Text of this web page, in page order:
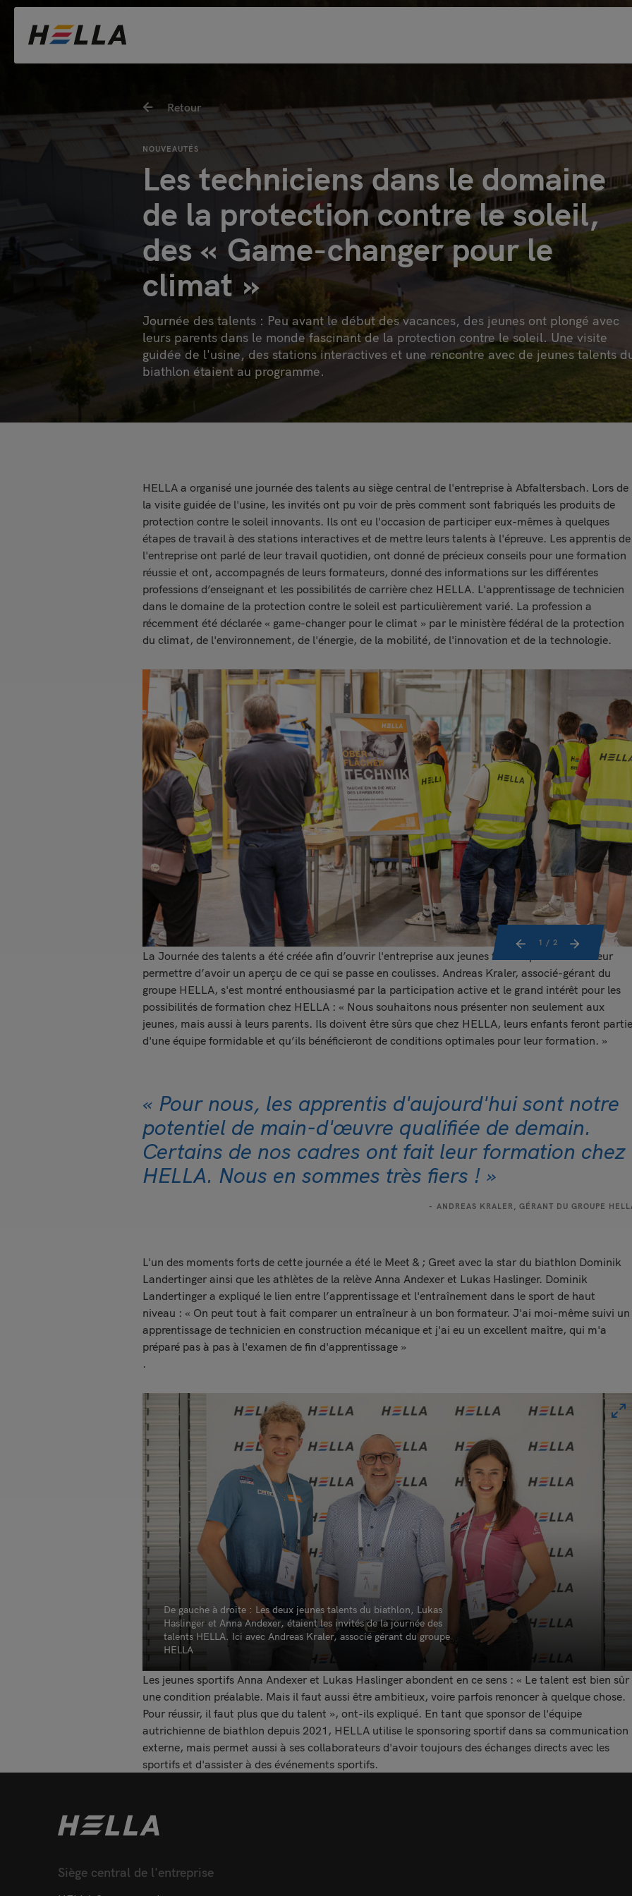
Retour
NOUVEAUTÉS
Les techniciens dans le domaine
de la protection contre le soleil,
des « Game-changer pour le
climat »
Journée des talents : Peu avant le début des vacances, des jeunes ont plongé avec
leurs parents dans le monde fascinant de la protection contre le soleil. Une visite
guidée de l'usine, des stations interactives et une rencontre avec de jeunes talents
biathlon étaient au programme.
HELLA a organisé une journée des talents au siège central de l'entreprise à Abfaltersbach. Lors de
la visite guidée de l'usine, les invités ont pu voir de près comment sont fabriqués les produits de
protection contre le soleil innovants. Ils ont eu l'occasion de participer eux-mêmes à quelques
étapes de travail à des stations interactives et de mettre leurs talents à l'épreuve. Les apprentis de
l'entreprise ont parlé de leur travail quotidien, ont donné de précieux conseils pour une formation
réussie et ont, accompagnés de leurs formateurs, donné des informations sur les différentes
professions d’enseignant et les possibilités de carrière chez HELLA. L'apprentissage de technicien
dans le domaine de la protection contre le soleil est particulièrement varié. La profession a
récemment été déclarée « game-changer pour le climat » par le ministère fédéral de la protection
du climat, de l'environnement, de l'énergie, de la mobilité, de l'innovation et de la technologie.
1 / 2
La Journée des talents a été créée afin d’ouvrir l'entreprise aux jeunes talents potentiels et leur
permettre d’avoir un aperçu de ce qui se passe en coulisses. Andreas Kraler, associé-gérant du
groupe HELLA, s'est montré enthousiasmé par la participation active et le grand intérêt pour les
possibilités de formation chez HELLA : « Nous souhaitons nous présenter non seulement aux
jeunes, mais aussi à leurs parents. Ils doivent être sûrs que chez HELLA, leurs enfants feront partie
d'une équipe formidable et qu’ils bénéficieront de conditions optimales pour leur formation. »
« Pour nous, les apprentis d'aujourd'hui sont notre
potentiel de main-d'œuvre qualifiée de demain.
Certains de nos cadres ont fait leur formation chez
HELLA. Nous en sommes très fiers ! »
ANDREAS KRALER, GÉRANT DU GROUPE
L'un des moments forts de cette journée a été le Meet & ; Greet avec la star du biathlon Dominik
Landertinger ainsi que les athlètes de la relève Anna Andexer et Lukas Haslinger. Dominik
Landertinger a expliqué le lien entre l’apprentissage et l'entraînement dans le sport de haut
niveau : « On peut tout à fait comparer un entraîneur à un bon formateur. J'ai moi-même suivi un
apprentissage de technicien en construction mécanique et j'ai eu un excellent maître, qui m'a
préparé pas à pas à l'examen de fin d'apprentissage »
.
De gauche à droite : Les deux jeunes talents du biathlon, Lukas
Haslinger et Anna Andexer, étaient les invités de la journée des
talents HELLA. Ici avec Andreas Kraler, associé gérant du groupe
HELLA
Les jeunes sportifs Anna Andexer et Lukas Haslinger abondent en ce sens : « Le talent est bien sûr
une condition préalable. Mais il faut aussi être ambitieux, voire parfois renoncer à quelque chose.
Pour réussir, il faut plus que du talent », ont-ils expliqué. En tant que sponsor de l'équipe
autrichienne de biathlon depuis 2021, HELLA utilise le sponsoring sportif dans sa communication
externe, mais permet aussi à ses collaborateurs d'avoir toujours des échanges directs avec les
sportifs et d'assister à des événements sportifs.
Siège central de l'entreprise